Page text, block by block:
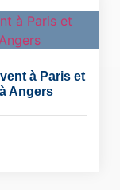
à Paris et
à Paris et
Angers